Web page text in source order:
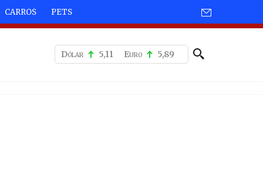
CARROS PETS
Dólar 5,11 Euro 5,89